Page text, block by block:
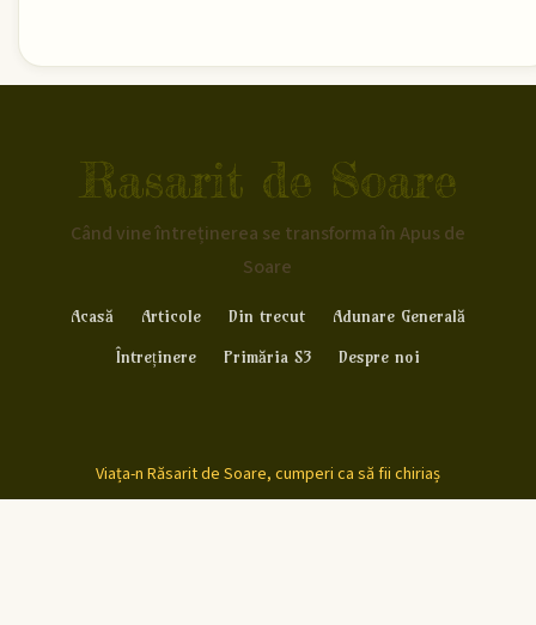
Rasarit de Soare
Când vine întreținerea se transforma în Apus de
Soare
Acasă Articole Din trecut
Adunare Generală
Întreținere
Primăria S3 Despre noi
Viața-n Răsarit de Soare, cumperi ca să fii chiriaș